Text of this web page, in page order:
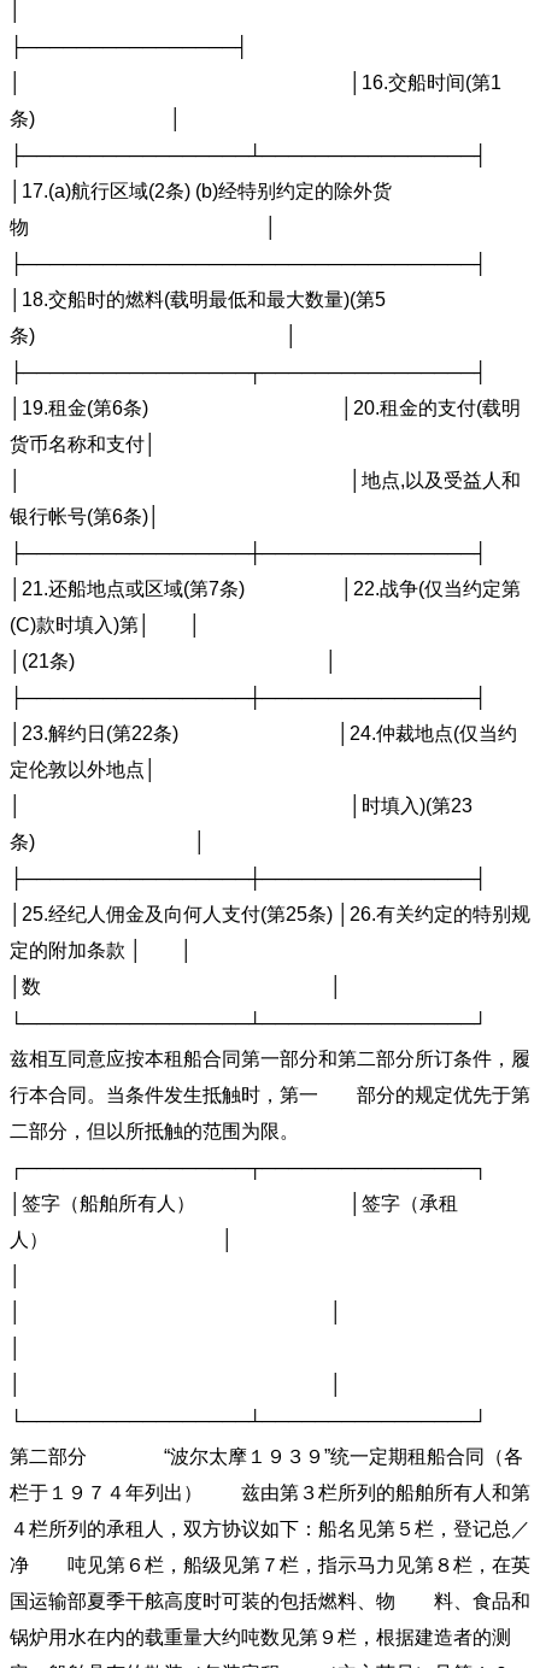
├────────────────┤
│ │16.交船时间(第1
条) │
├─────────────────┴────────────────┤
│17.(a)航行区域(2条) (b)经特别约定的除外货
物 │
├──────────────────────────────────┤
│18.交船时的燃料(载明最低和最大数量)(第5
条) │
├─────────────────┬────────────────┤
│19.租金(第6条) │20.租金的支付(载明
货币名称和支付│
│ │地点,以及受益人和
银行帐号(第6条)│
├─────────────────┼────────────────┤
│21.还船地点或区域(第7条) │22.战争(仅当约定第
(C)款时填入)第│ │
│(21条) │
├─────────────────┼────────────────┤
│23.解约日(第22条) │24.仲裁地点(仅当约
定伦敦以外地点│
│ │时填入)(第23
条) │
├─────────────────┼────────────────┤
│25.经纪人佣金及向何人支付(第25条) │26.有关约定的特别规
定的附加条款 │ │
│数 │
└─────────────────┴────────────────┘
兹相互同意应按本租船合同第一部分和第二部分所订条件，履
行本合同。当条件发生抵触时，第一 部分的规定优先于第
二部分，但以所抵触的范围为限。
┌─────────────────┬────────────────┐
│签字（船舶所有人） │签字（承租
人） │
第二部分 “波尔太摩１９３９”统一定期租船合同（各
栏于１９７４年列出） 兹由第３栏所列的船舶所有人和第
４栏所列的承租人，双方协议如下：船名见第５栏，登记总／
净 吨见第６栏，船级见第７栏，指示马力见第８栏，在英
国运输部夏季干舷高度时可装的包括燃料、物 料、食品和
锅炉用水在内的载重量大约吨数见第９栏，根据建造者的测